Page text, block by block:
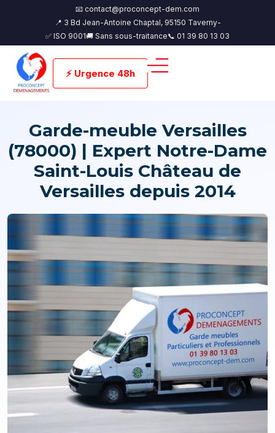
📧 contact@proconcept-dem.com
📍 3 Bd Jean-Antoine Chaptal, 95150 Taverny-
✅ ISO 9001🚚 Sans sous-traitance📞 01 39 80 13 03
⚡ Urgence 48h
Garde-meuble Versailles
(78000) | Expert Notre-Dame
Saint-Louis Château de
Versailles depuis 2014